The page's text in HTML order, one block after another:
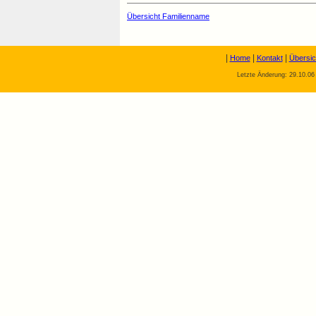
Übersicht Familienname
Home| Kontakt|
Letzte Änderung: 29.10.06